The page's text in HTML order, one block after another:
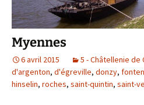
Myennes
6 avril 2015 5 - Châtellenie de
d'argenton, d'égreville, donzy,
hinselin, roches, saint-quintin, saint-